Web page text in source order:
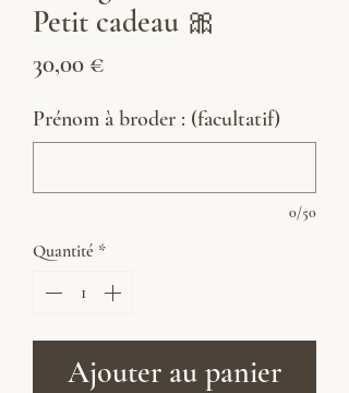
Petit cadeau 🎀
30,00 €
Prénom à broder : (facultatif)
0/50
Quantité *
Ajouter au panier